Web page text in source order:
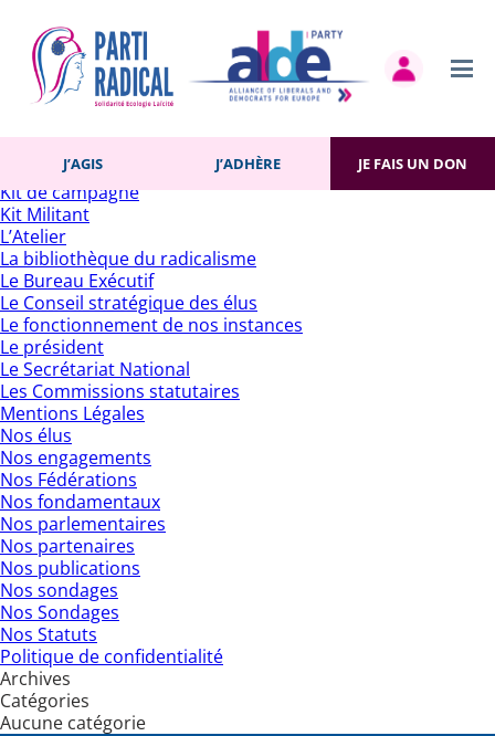
J’AGIS J’ADHÈRE JE FAIS UN DON
Pages
Accueil
Actualités
Contact
J’adhère
Kit de campagne
Kit Militant
L’Atelier
La bibliothèque du radicalisme
Le Bureau Exécutif
Le Conseil stratégique des élus
Le fonctionnement de nos instances
Le président
Le Secrétariat National
Les Commissions statutaires
Mentions Légales
Nos élus
Nos engagements
Nos Fédérations
Nos fondamentaux
Nos parlementaires
Nos partenaires
Nos publications
Nos sondages
Nos Sondages
Nos Statuts
Politique de confidentialité
Archives
Catégories
Aucune catégorie